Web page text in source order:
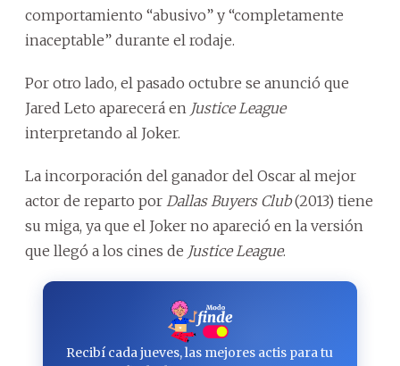
comportamiento “abusivo” y “completamente
inaceptable” durante el rodaje.
Por otro lado, el pasado octubre se anunció que
Jared Leto aparecerá en Justice League
interpretando al Joker.
La incorporación del ganador del Oscar al mejor
actor de reparto por Dallas Buyers Club(2013) tiene
su miga, ya que el Joker no apareció en la versión
que llegó a los cines de Justice League.
Recibí cada jueves, las mejores actis para tu